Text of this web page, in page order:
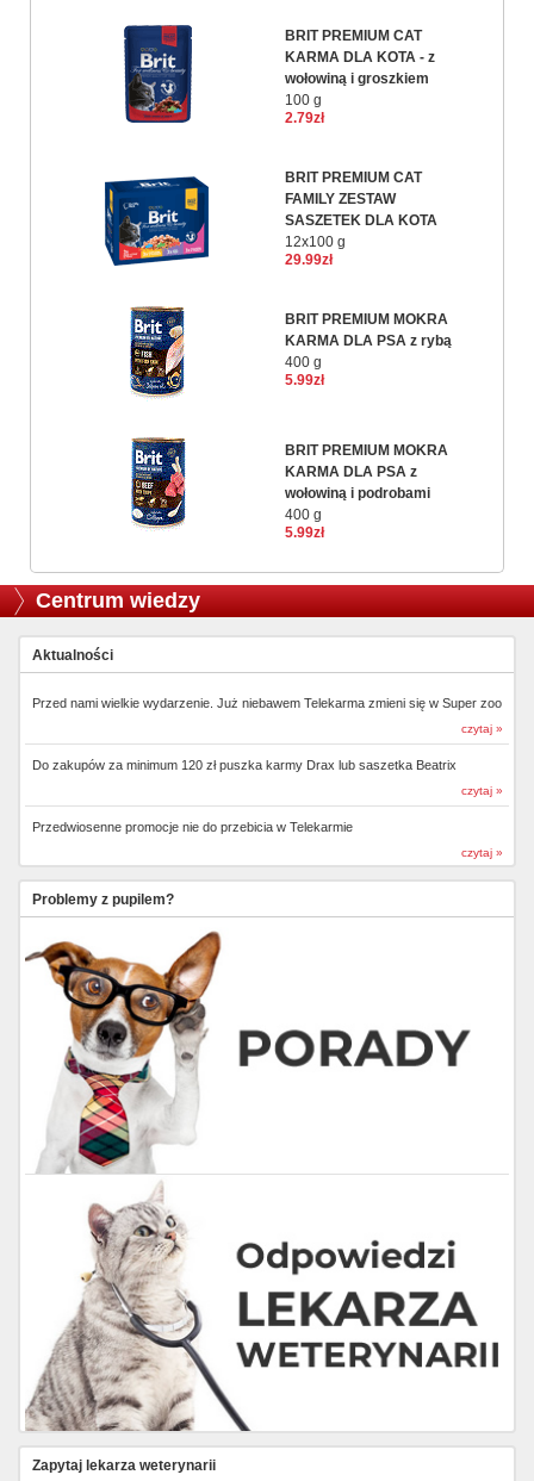
BRIT PREMIUM CAT
KARMA DLA KOTA - z
wołowiną i groszkiem
100 g
2.79zł
BRIT PREMIUM CAT
FAMILY ZESTAW
SASZETEK DLA KOTA
12x100 g
29.99zł
BRIT PREMIUM MOKRA
KARMA DLA PSA z rybą
400 g
5.99zł
BRIT PREMIUM MOKRA
KARMA DLA PSA z
wołowiną i podrobami
400 g
5.99zł
Centrum wiedzy
Aktualności
Przed nami wielkie wydarzenie. Już niebawem Telekarma zmieni się w Super zoo
czytaj »
Do zakupów za minimum 120 zł puszka karmy Drax lub saszetka Beatrix
czytaj »
Przedwiosenne promocje nie do przebicia w Telekarmie
czytaj »
Problemy z pupilem?
Zapytaj lekarza weterynarii